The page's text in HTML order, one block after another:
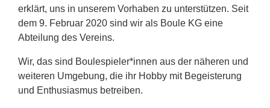
erklärt, uns in unserem Vorhaben zu unterstützen. Seit
dem 9. Februar 2020 sind wir als Boule KG eine
Abteilung des Vereins.
Wir, das sind Boulespieler*innen aus der näheren und
weiteren Umgebung, die ihr Hobby mit Begeisterung
und Enthusiasmus betreiben.